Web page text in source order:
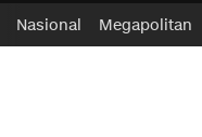
Nasional Megapolitan